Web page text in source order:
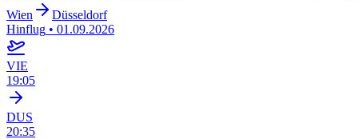
Wien
Düsseldorf
Hinflug • 01.09.2026
VIE
19:05
DUS
20:35